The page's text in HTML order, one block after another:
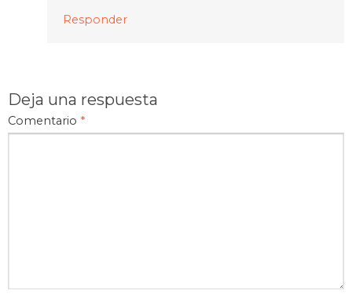
Responder
Deja una respuesta
Comentario *